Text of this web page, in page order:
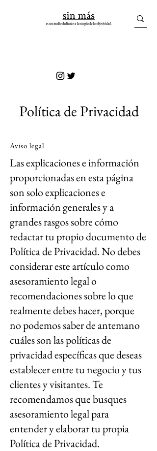
Política de Privacidad
Aviso legal
Las explicaciones e información
proporcionadas en esta página
son solo explicaciones e
información generales y a
grandes rasgos sobre cómo
redactar tu propio documento de
Política de Privacidad. No debes
considerar este artículo como
asesoramiento legal o
recomendaciones sobre lo que
realmente debes hacer, porque
no podemos saber de antemano
cuáles son las políticas de
privacidad específicas que deseas
establecer entre tu negocio y tus
clientes y visitantes. Te
recomendamos que busques
asesoramiento legal para
entender y elaborar tu propia
Política de Privacidad.